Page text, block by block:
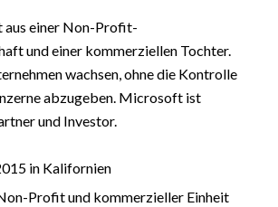
aus einer Non-Profit-
und einer kommerziellen Tochter.
wachsen, ohne die Kontrolle
abzugeben. Microsoft ist
und Investor.
in Kalifornien
Profit und kommerzieller Einheit